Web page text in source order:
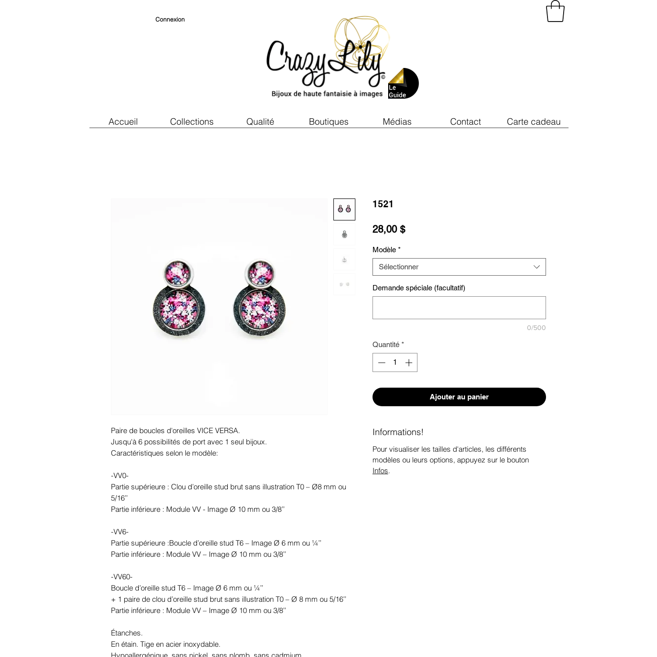
Accueil Collections Qualité Boutiques Médias Contact Carte cadeau
Connexion
Paire de boucles d'oreilles VICE VERSA.
Jusqu'à 6 possibilités de port avec 1 seul bijoux.
Caractéristiques selon le modèle:
-VV0-
Partie supérieure : Clou d’oreille stud brut sans illustration T0 – Ø8 mm ou
5/16’’
Partie inférieure : Module VV - Image Ø 10 mm ou 3/8’’
-VV6-
Partie supérieure :Boucle d’oreille stud T6 – Image Ø 6 mm ou ¼’’
Partie inférieure : Module VV – Image Ø 10 mm ou 3/8’’
-VV60-
Boucle d’oreille stud T6 – Image Ø 6 mm ou ¼’’
+ 1 paire de clou d’oreille stud brut sans illustration T0 – Ø 8 mm ou 5/16’’
Partie inférieure : Module VV – Image Ø 10 mm ou 3/8’’
Étanches.
En étain. Tige en acier inoxydable.
1521
28,00 $Prix
Modèle *
Sélectionner
Demande spéciale (facultatif)
0/500
Quantité *
Ajouter au panier
Informations!
Pour visualiser les tailles d'articles, les différents
modèles ou leurs options, appuyez sur le bouton
Infos.